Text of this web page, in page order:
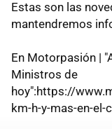
Estas son las
mantendremos
En Motorpasión |
Ministros de
hoy":https://
km-h-y-mas-en-